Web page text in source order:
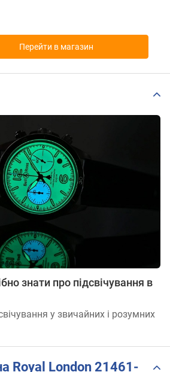
Перейти в магазин
знати про підсвічування в
у звичайних і розумних
Royal London 21461-